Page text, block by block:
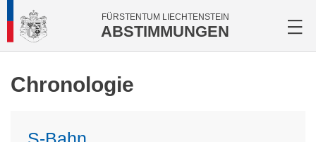
FÜRSTENTUM LIECHTENSTEIN
ABSTIMMUNGEN
Chronologie